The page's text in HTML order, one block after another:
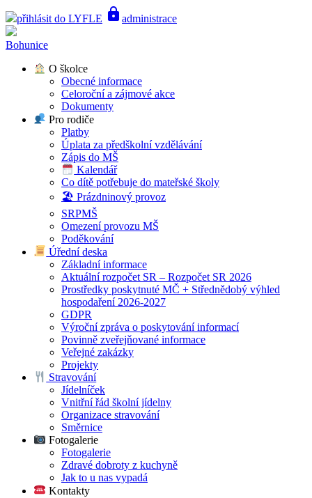
přihlásit do LYFLE lock administrace
Bohunice
O školce
Obecné informace
Celoroční a zájmové akce
Dokumenty
Pro rodiče
Platby
Úplata za předškolní vzdělávání
Zápis do MŠ
Kalendář
Co dítě potřebuje do mateřské školy
🏖 Prázdninový provoz
SRPMŠ
Omezení provozu MŠ
Poděkování
Úřední deska
Základní informace
Aktuální rozpočet SR – Rozpočet SR 2026
Prostředky poskytnuté MČ + Střednědobý výhled
hospodaření 2026-2027
GDPR
Výroční zpráva o poskytování informací
Povinně zveřejňované informace
Veřejné zakázky
Projekty
Stravování
Jídelníček
Vnitřní řád školní jídelny
Organizace stravování
Směrnice
Fotogalerie
Fotogalerie
Zdravé dobroty z kuchyně
Jak to u nas vypadá
Kontakty